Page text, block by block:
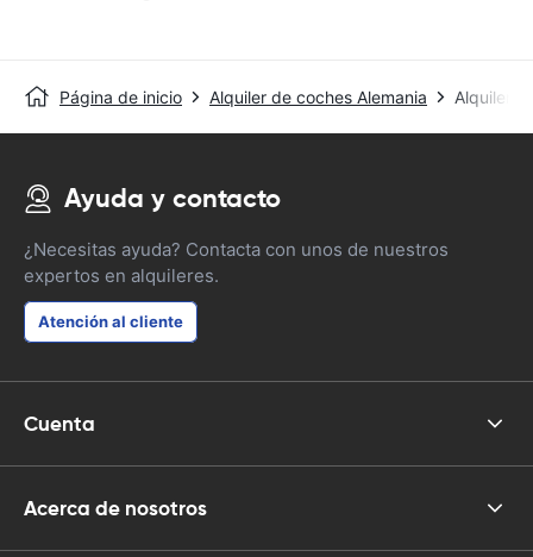
Página de inicio Alquiler de coches Alemania Alquiler
Ayuda y contacto
¿Necesitas ayuda? Contacta con unos de nuestros
expertos en alquileres.
Atención al cliente
Cuenta
Acerca de nosotros